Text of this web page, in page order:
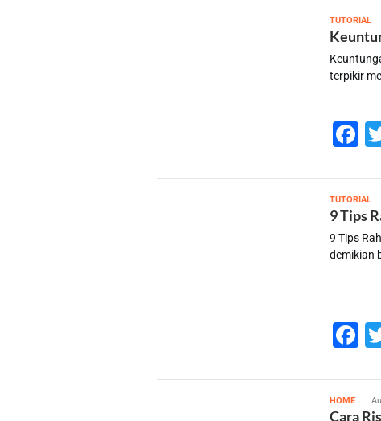
TUTORIAL
terpikir
TUTORIAL
9 Tips
9 Tips
demikian
HOMEsusilo
Cara